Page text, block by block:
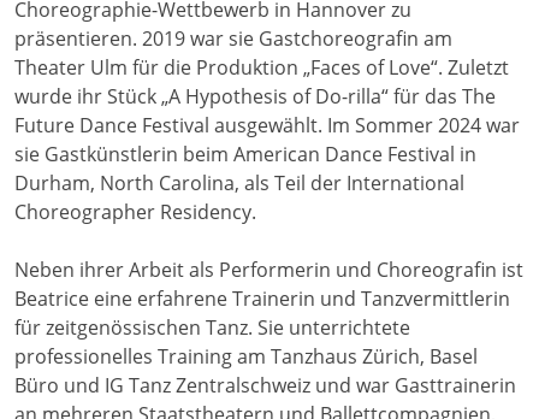
Choreographie-Wettbewerb in Hannover zu
präsentieren. 2019 war sie Gastchoreografin am
Theater Ulm für die Produktion „Faces of Love“. Zuletzt
wurde ihr Stück „A Hypothesis of Do-rilla“ für das The
Future Dance Festival ausgewählt. Im Sommer 2024 war
sie Gastkünstlerin beim American Dance Festival in
Durham, North Carolina, als Teil der International
Choreographer Residency.
Neben ihrer Arbeit als Performerin und Choreografin ist
Beatrice eine erfahrene Trainerin und Tanzvermittlerin
für zeitgenössischen Tanz. Sie unterrichtete
professionelles Training am Tanzhaus Zürich, Basel
Büro und IG Tanz Zentralschweiz und war Gasttrainerin